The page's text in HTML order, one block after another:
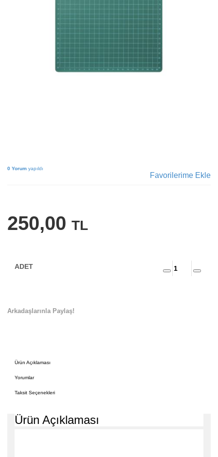
0 Yorum yapıldı
Favorilerime Ekle
250,00 TL
Arkadaşlarınla Paylaş!
Ürün Açıklaması
Yorumlar
Taksit Seçenekleri
Ürün Açıklaması